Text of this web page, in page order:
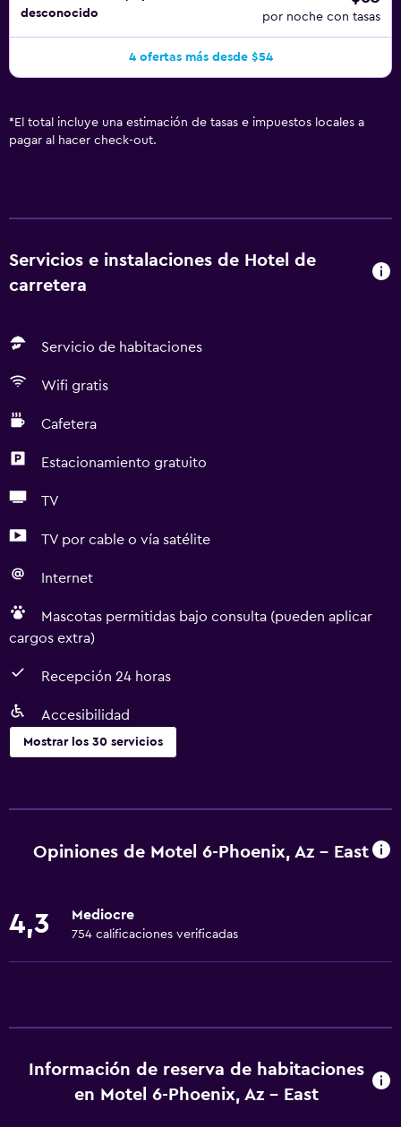
desconocido
por noche con tasas
4 ofertas más desde $54
* El total incluye una estimación de tasas e impuestos locales a
pagar al hacer check-out.
Servicios e instalaciones de Hotel de
carretera
Servicio de habitaciones
Wifi gratis
Cafetera
Estacionamiento gratuito
TV
TV por cable o vía satélite
Internet
Mascotas permitidas bajo consulta (pueden aplicar
cargos extra)
Recepción 24 horas
Accesibilidad
Mostrar los 30 servicios
Habitaciones para no fumadores disponibles
Accesibilidad
Opiniones de Motel 6-Phoenix, Az - East
4,3 Mediocre
754 calificaciones verificadas
Información de reserva de habitaciones
en Motel 6-Phoenix, Az - East